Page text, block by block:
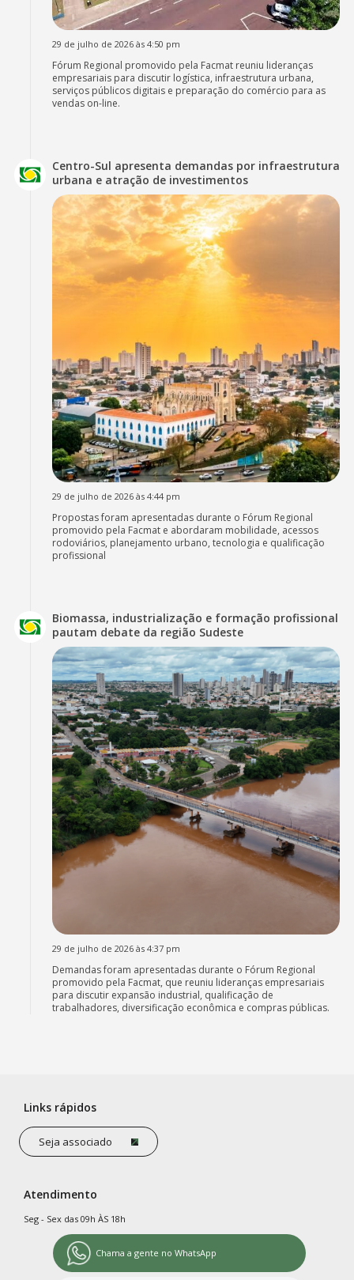
29 de julho de 2026 às 4:50 pm
Fórum Regional promovido pela Facmat reuniu lideranças
empresariais para discutir logística, infraestrutura urbana,
serviços públicos digitais e preparação do comércio para as
vendas on-line.
Centro-Sul apresenta demandas por infraestrutura
urbana e atração de investimentos
29 de julho de 2026 às 4:44 pm
Propostas foram apresentadas durante o Fórum Regional
promovido pela Facmat e abordaram mobilidade, acessos
rodoviários, planejamento urbano, tecnologia e qualificação
profissional
Biomassa, industrialização e formação profissional
pautam debate da região Sudeste
29 de julho de 2026 às 4:37 pm
Demandas foram apresentadas durante o Fórum Regional
promovido pela Facmat, que reuniu lideranças empresariais
para discutir expansão industrial, qualificação de
trabalhadores, diversificação econômica e compras públicas.
Links rápidos
Seja associado
Atendimento
Seg - Sex das 09h ÀS 18h
Chama a gente no WhatsApp